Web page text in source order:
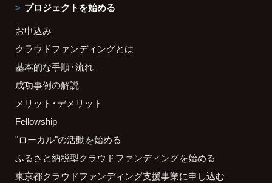
プロジェクトを始める
お申込み
クラウドファンディングとは
基本的な手順・流れ
成功事例の解説
メリット・デメリット
Fellowship
"ローカル"の活動を始める
ふるさと納税型クラウドファンディングを始める
東京都クラウドファンディング支援事業に申し込む